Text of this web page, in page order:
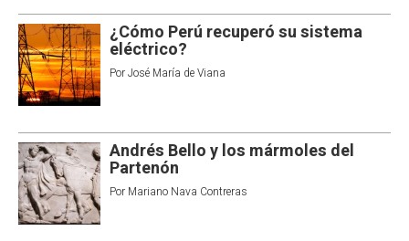
¿Cómo Perú recuperó su sistema
eléctrico?
PorJosé María de Viana
Andrés Bello y los mármoles del
Partenón
Por Mariano Nava Contreras